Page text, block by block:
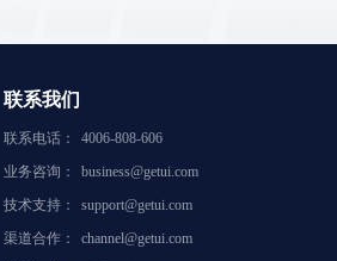
联系我们
联系电话：
4006-808-606
业务咨询：
business@getui.com
技术支持：
support@getui.com
渠道合作：
channel@getui.com